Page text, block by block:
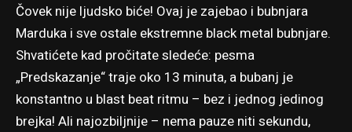
Čovek nije ljudsko biće! Ovaj je zajebao i bubnjara
Marduka i sve ostale ekstremne black metal bubnjare.
Shvatićete kad pročitate sledeće: pesma
„Predskazanje“ traje oko 13 minuta, a bubanj je
konstantno u blast beat ritmu – bez i jednog jedinog
brejka! Ali najozbiljnije – nema pauze niti sekundu,